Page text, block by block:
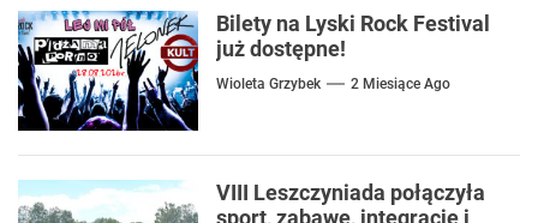
Bilety na Lyski Rock Festival
już dostępne!
Wioleta Grzybek 2 Miesiące Ago
VIII Leszczyniada połączyła
sport, zabawę, integrację i